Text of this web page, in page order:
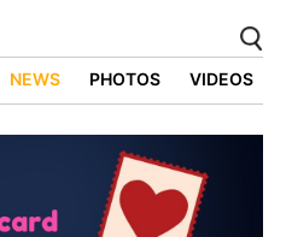
NEWS PHOTOS VIDEOS